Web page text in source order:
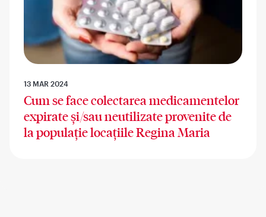
13 MAR 2024
Cum se face colectarea medicamentelor
expirate și/sau neutilizate provenite de
la populație locațiile Regina Maria